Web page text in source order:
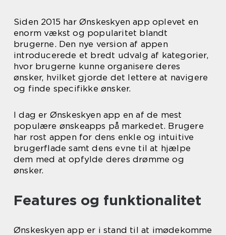
Siden 2015 har Ønskeskyen app oplevet en
enorm vækst og popularitet blandt
brugerne. Den nye version af appen
introducerede et bredt udvalg af kategorier,
hvor brugerne kunne organisere deres
ønsker, hvilket gjorde det lettere at navigere
og finde specifikke ønsker.
I dag er Ønskeskyen app en af de mest
populære ønskeapps på markedet. Brugere
har rost appen for dens enkle og intuitive
brugerflade samt dens evne til at hjælpe
dem med at opfylde deres drømme og
ønsker.
Features og funktionalitet
Ønskeskyen app er i stand til at imødekomme